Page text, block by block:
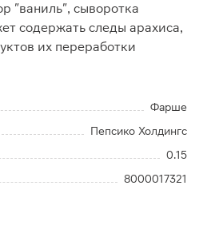
"ваниль", сыворотка
содержать следы арахиса,
их переработки
Фарше
Пепсико Холдингс
0.15
8000017321